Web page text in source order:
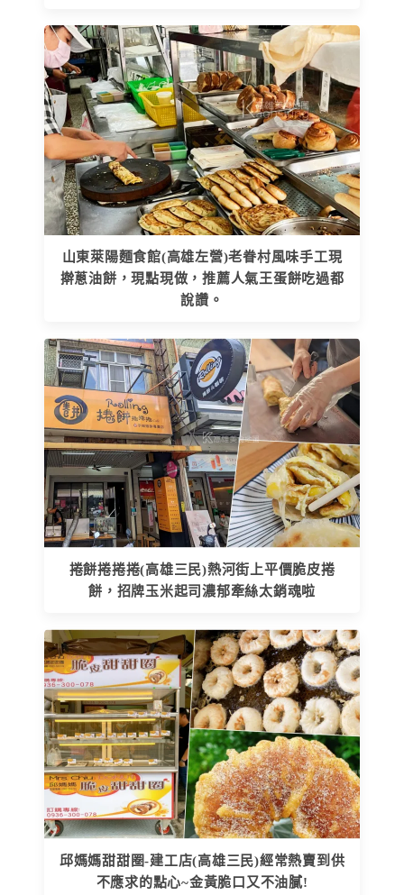
山東萊陽麵食館(高雄左營)老眷村風味手工現
擀蔥油餅，現點現做，推薦人氣王蛋餅吃過都
說讚。
捲餅捲捲捲(高雄三民)熱河街上平價脆皮捲
餅，招牌玉米起司濃郁牽絲太銷魂啦
邱媽媽甜甜圈-建工店(高雄三民)經常熱賣到供
不應求的點心~金黃脆口又不油膩!